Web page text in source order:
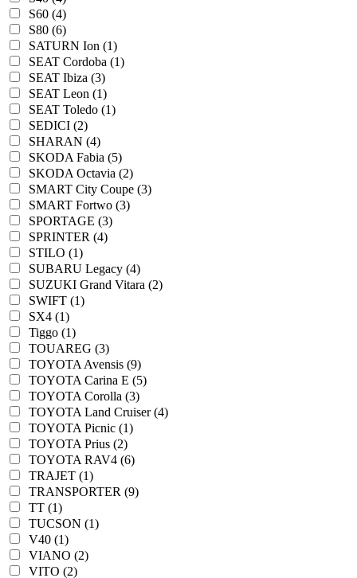
S60 (4)
S80 (6)
SATURN Ion (1)
SEAT Cordoba (1)
SEAT Ibiza (3)
SEAT Leon (1)
SEAT Toledo (1)
SEDICI (2)
SHARAN (4)
SKODA Fabia (5)
SKODA Octavia (2)
SMART City Coupe (3)
SMART Fortwo (3)
SPORTAGE (3)
SPRINTER (4)
STILO (1)
SUBARU Legacy (4)
SUZUKI Grand Vitara (2)
SWIFT (1)
SX4 (1)
Tiggo (1)
TOUAREG (3)
TOYOTA Avensis (9)
TOYOTA Carina E (5)
TOYOTA Corolla (3)
TOYOTA Land Cruiser (4)
TOYOTA Picnic (1)
TOYOTA Prius (2)
TOYOTA RAV4 (6)
TRAJET (1)
TRANSPORTER (9)
TT (1)
TUCSON (1)
V40 (1)
VIANO (2)
VITO (2)